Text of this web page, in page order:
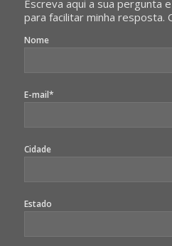
Escreva aqui a sua pergunta
para facilitar minha resposta.
Nome
E-mail*
Cidade
Estado